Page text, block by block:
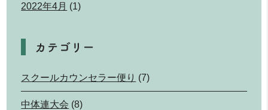
2022年4月 (1)
カテゴリー
スクールカウンセラー便り (7)
中体連大会 (8)